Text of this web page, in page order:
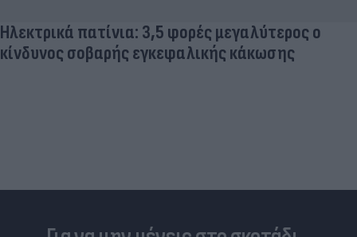
Νέο Χωροταξικό Τουρισμού: Οι κανόνες για
επενδύσεις, Airbnb & δόμηση - Ποιες οι